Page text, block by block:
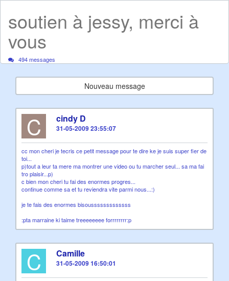
soutien à jessy, merci à
vous
494 messages
Nouveau message
C cindy D
31-05-2009 23:55:07
cc mon cheri je tecris ce petit message pour te dire ke je suis super fier de
toi...
p)tout a leur ta mere ma montrer une video ou tu marcher seul... sa ma fai
tro plaisir...p)
c bien mon cheri tu fai des enormes progres...
continue comme sa et tu reviendra vite parmi nous...:)
je te fais des enormes bisousssssssssssss
:pta marraine ki taime treeeeeeee forrrrrrrr:p
C Camille
31-05-2009 16:50:01